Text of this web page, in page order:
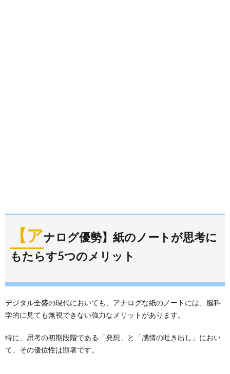
【アナログ優勢】紙のノートが思考に
もたらす5つのメリット
デジタル全盛の現代においても、アナログな紙のノートには、脳科
学的に見ても無視できない強力なメリットがあります。
特に、思考の初期段階である「発想」と「感情の吐き出し」におい
て、その優位性は顕著です。